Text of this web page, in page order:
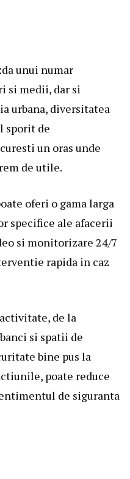
unui numar
si medii, dar si
urbana, diversitatea
sporit de
un oras unde
de utile.
oferi o gama larga
specifice ale afacerii
si monitorizare 24/7
rapida in caz
de la
si spatii de
bine pus la
poate reduce
de siguranta